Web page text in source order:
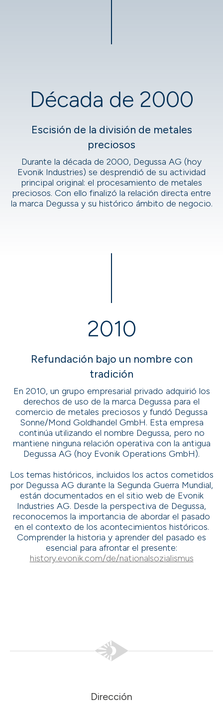
Década de 2000
Escisión de la división de metales
preciosos
Durante la década de 2000, Degussa AG (hoy
Evonik Industries) se desprendió de su actividad
principal original: el procesamiento de metales
preciosos. Con ello finalizó la relación directa entre
la marca Degussa y su histórico ámbito de negocio.
2010
Refundación bajo un nombre con
tradición
En 2010, un grupo empresarial privado adquirió los
derechos de uso de la marca Degussa para el
comercio de metales preciosos y fundó Degussa
Sonne/Mond Goldhandel GmbH. Esta empresa
continúa utilizando el nombre Degussa, pero no
mantiene ninguna relación operativa con la antigua
Degussa AG (hoy Evonik Operations GmbH).
Los temas históricos, incluidos los actos cometidos
por Degussa AG durante la Segunda Guerra Mundial,
están documentados en el sitio web de Evonik
Industries AG. Desde la perspectiva de Degussa,
reconocemos la importancia de abordar el pasado
en el contexto de los acontecimientos históricos.
Comprender la historia y aprender del pasado es
esencial para afrontar el presente:
history.evonik.com/de/nationalsozialismus
Dirección